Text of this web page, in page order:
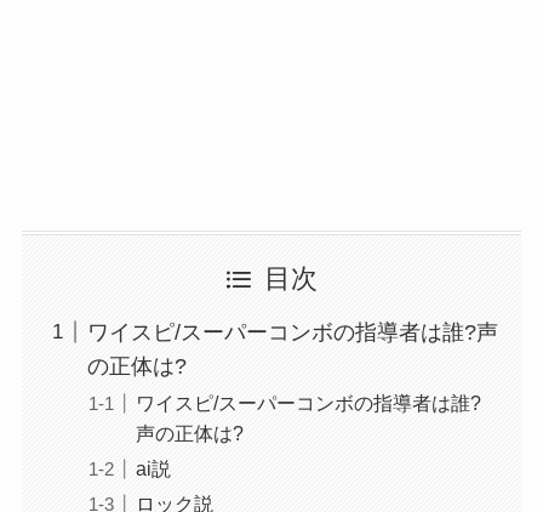
目次
ワイスピ/スーパーコンボの指導者は誰?声
の正体は?
ワイスピ/スーパーコンボの指導者は誰?
声の正体は?
ai説
ロック説